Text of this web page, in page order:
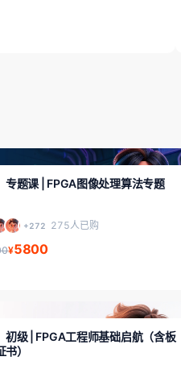
专题课 | FPGA图像处理算法专题
+272 275人已购
¥5800
初级 | FPGA工程师基础启航（含板
）